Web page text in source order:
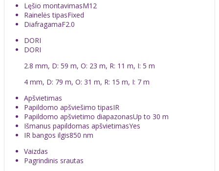
Lęšio montavimasM12
Rainelės tipasFixed
DiafragamaF2.0
DORI
DORI
2.8 mm, D: 59 m, O: 23 m, R: 11 m, I: 5 m
4 mm, D: 79 m, O: 31 m, R: 15 m, I: 7 m
Apšvietimas
Papildomo apšviešimo tipasIR
Papildomo apšvietimo diapazonasUp to 30 m
Išmanus papildomas apšvietimasYes
IR bangos ilgis850 nm
Vaizdas
Pagrindinis srautas